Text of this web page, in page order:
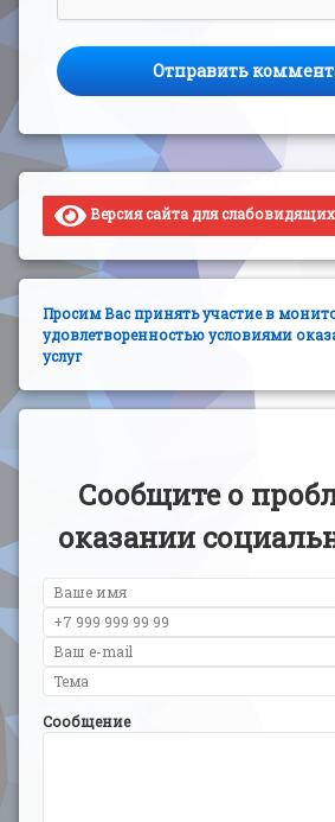
Версия сайта для слабовидящих
Просим Вас принять участие в
удовлетворенностью условиями
услуг
Сообщите о
оказании
Сообщение